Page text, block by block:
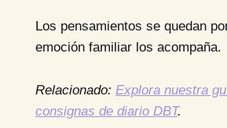
Los pensamientos se quedan
emoción familiar los acompaña.
Relacionado: Explora nuestra
consignas de diario DBT.